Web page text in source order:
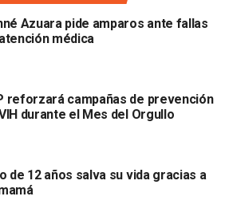
salud y prevenir posibles cadenas
a jornaleros, vacunamos a
de que estén protegidos y que
casos sospechosos, detalló que los
activado el protocolo de
que presentan erupciones en la
han confirmado casos de
Azuara pide amparos ante fallas
médica
reforzará campañas de prevención
durante el Mes del Orgullo
de 12 años salva su vida gracias a